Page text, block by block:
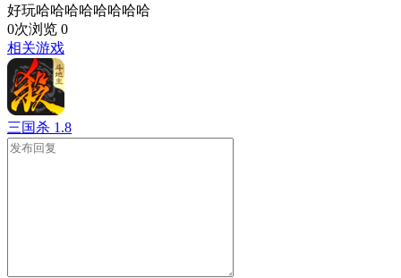
好玩哈哈哈哈哈哈哈哈
0次浏览 0
相关游戏
三国杀 1.8